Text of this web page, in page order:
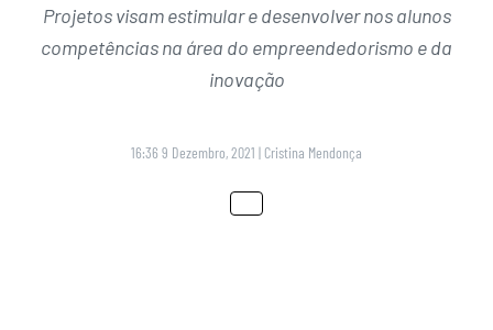
Projetos visam estimular e desenvolver nos alunos
competências na área do empreendedorismo e da
inovação
16:36 9 Dezembro, 2021 | Cristina Mendonça